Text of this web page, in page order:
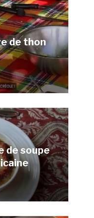
de thon
de soupe